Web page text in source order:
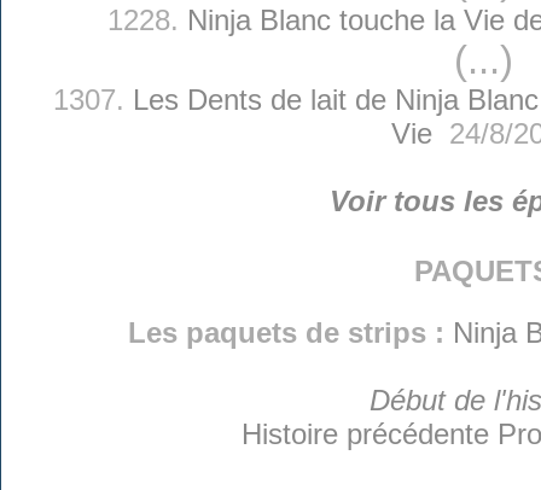
1228. Ninja Blanc touche la Vie
(...)
1307. Les Dents de lait de Ninja
Vie24/8/
Voir tous les
Les paquets de strips : Ninja
Début de
Histoire précédente